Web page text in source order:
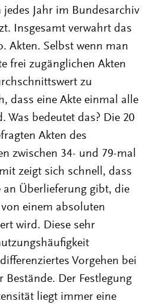
Jahr im Bundesarchiv
Insgesamt verwahrt das
Akten. Selbst wenn man
frei zugänglichen Akten
zu
dass eine Akte einmal alle
Was bedeutet das? Die 20
Akten des
zwischen 34- und 79-mal
zeigt sich schnell, dass
an Überlieferung gibt, die
einem absoluten
wird. Diese sehr
Vorgehen bei
Bestände. Der Festlegung
liegt immer eine